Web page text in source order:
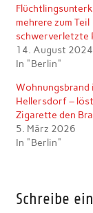
mehrere zum Teil
schwerverletzte
14. August 2024
In "Berlin"
Wohnungsbrand
Hellersdorf –
Zigarette den
5. März 2026
In "Berlin"
Schreibe